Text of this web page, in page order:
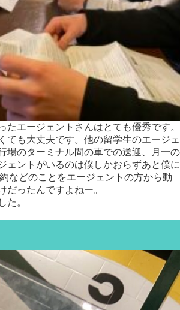
たエージェントさんはとても優秀です。
ても大丈夫です。他の留学生のエージェ
場のターミナル間の車での送迎、月一の
ェントがいるのは僕しかおらずあと僕に
などのことをエージェントの方から動
だったんですよねー。
た。